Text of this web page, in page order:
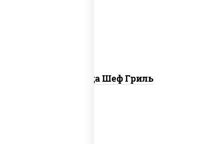
Пицца Шеф Гриль